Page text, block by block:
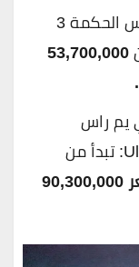
شقق فاخرة للبيع في قرية يم راس الحكمة 3
53,700,000
يم راس
74,500,000 جنيه، ومتوسط السعر 90,300,000